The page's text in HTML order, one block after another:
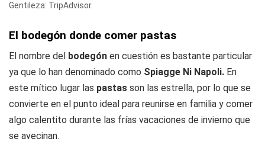
Gentileza: TripAdvisor.
El bodegón donde comer pastas
El nombre del bodegón en cuestión es bastante particular
ya que lo han denominado como Spiagge Ni Napoli. En
este mítico lugar las pastas son las estrella, por lo que se
convierte en el punto ideal para reunirse en familia y comer
algo calentito durante las frías vacaciones de invierno que
se avecinan.